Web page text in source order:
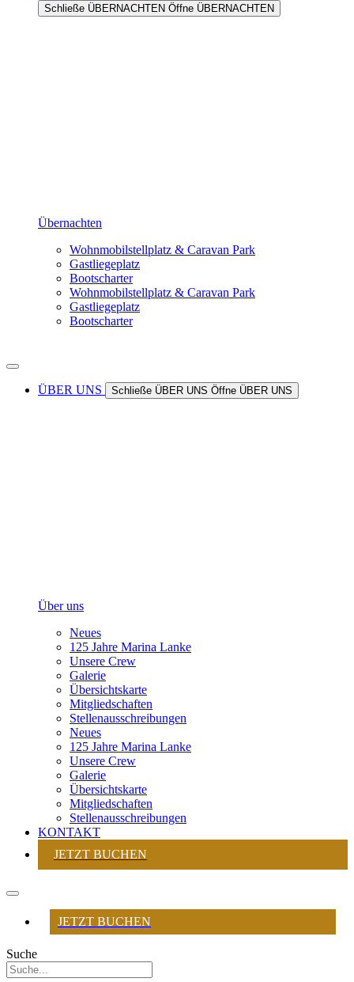
Schließe ÜBERNACHTEN Öffne ÜBERNACHTEN
Übernachten
Wohnmobilstellplatz & Caravan Park
Gastliegeplatz
Bootscharter
Wohnmobilstellplatz & Caravan Park
Gastliegeplatz
Bootscharter
ÜBER UNS Schließe ÜBER UNS Öffne ÜBER UNS
Über uns
Neues
125 Jahre Marina Lanke
Unsere Crew
Galerie
Übersichtskarte
Mitgliedschaften
Stellenausschreibungen
Neues
125 Jahre Marina Lanke
Unsere Crew
Galerie
Übersichtskarte
Mitgliedschaften
Stellenausschreibungen
KONTAKT
JETZT BUCHEN
JETZT BUCHEN
Suche